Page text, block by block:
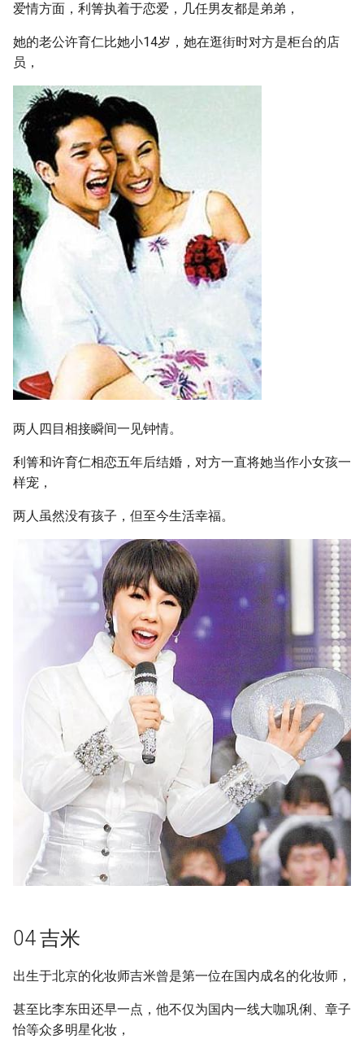
爱情方面，利箐执着于恋爱，几任男友都是弟弟，
她的老公许育仁比她小14岁，她在逛街时对方是柜台的店
员，
两人四目相接瞬间一见钟情。
利箐和许育仁相恋五年后结婚，对方一直将她当作小女孩一
样宠，
两人虽然没有孩子，但至今生活幸福。
04 吉米
出生于北京的化妆师吉米曾是第一位在国内成名的化妆师，
甚至比李东田还早一点，他不仅为国内一线大咖巩俐、章子
怡等众多明星化妆，